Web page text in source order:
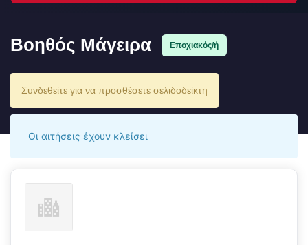
Βοηθός Μάγειρα Εποχιακός/ή
Συνδεθείτε για να προσθέσετε σελιδοδείκτη
Οι αιτήσεις έχουν κλείσει